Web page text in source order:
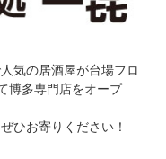
気の居酒屋が台場フロ
博多専門店をオープ
寄りください！